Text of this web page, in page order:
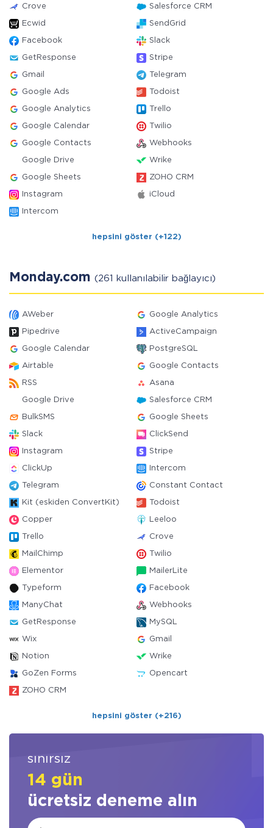
Crove Salesforce CRM
Ecwid SendGrid
Facebook Slack
GetResponse Stripe
Gmail Telegram
Google Ads Todoist
Google Analytics Trello
Google Calendar Twilio
Google Contacts Webhooks
Google Drive Wrike
Google Sheets ZOHO CRM
Instagram iCloud
Intercom
hepsini göster (+122)
Monday.com (261 kullanılabilir bağlayıcı)
AWeber Google Analytics
Pipedrive ActiveCampaign
Google Calendar PostgreSQL
Airtable Google Contacts
RSS Asana
Google Drive Salesforce CRM
BulkSMS Google Sheets
Slack ClickSend
Instagram Stripe
ClickUp Intercom
Telegram Constant Contact
Kit (eskiden ConvertKit) Todoist
Copper Leeloo
Trello Crove
MailChimp Twilio
Elementor MailerLite
Typeform Facebook
ManyChat Webhooks
GetResponse MySQL
Wix Gmail
Notion Wrike
GoZen Forms Opencart
ZOHO CRM
hepsini göster (+216)
sınırsız
14 gün
ücretsiz deneme alın